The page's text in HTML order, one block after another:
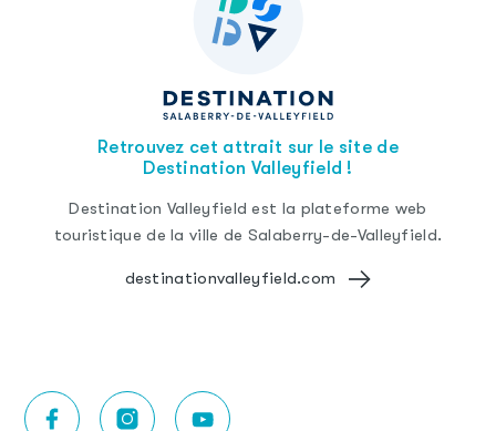
Retrouvez cet attrait sur le site de
Destination Valleyfield !
Destination Valleyfield est la plateforme web
touristique de la ville de Salaberry-de-Valleyfield.
destinationvalleyfield.com